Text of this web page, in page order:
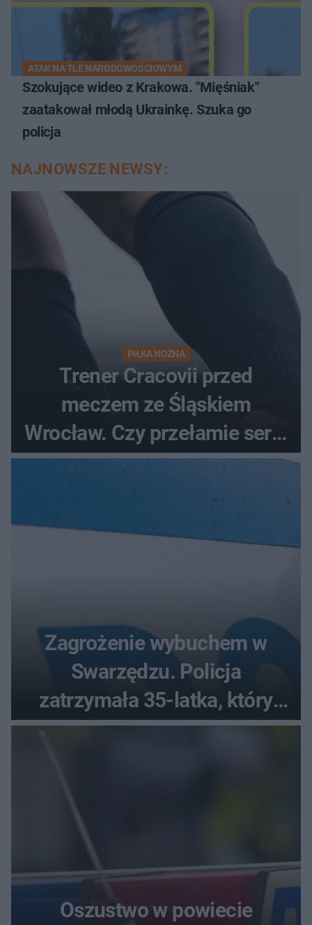
ATAK NA TLE NARODOWOŚCIOWYM
Szokujące wideo z Krakowa. "Mięśniak"
zaatakował młodą Ukrainkę. Szuka go
policja
NAJNOWSZE NEWSY:
PIŁKA NOŻNA
Trener Cracovii przed
meczem ze Śląskiem
Wrocław. Czy przełamie serię
bez wygranej?
Zagrożenie wybuchem w
Swarzędzu. Policja
zatrzymała 35-latka, który
zgłosił ładunek w swoim
Oszustwo w powiecie